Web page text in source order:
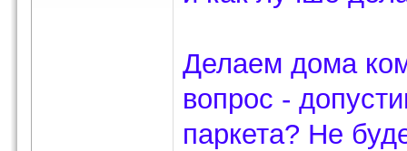
Делаем дома
вопрос -
паркета? Не